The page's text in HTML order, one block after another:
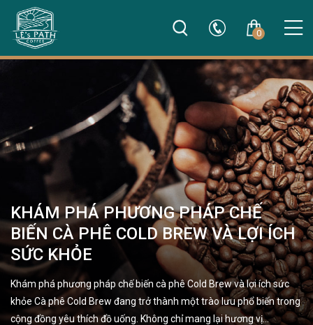
0
KHÁM PHÁ PHƯƠNG PHÁP CHẾ
BIẾN CÀ PHÊ COLD BREW VÀ LỢI ÍCH
SỨC KHỎE
Khám phá phương pháp chế biến cà phê Cold Brew và lợi ích sức
khỏe Cà phê Cold Brew đang trở thành một trào lưu phổ biến trong
cộng đồng yêu thích đồ uống. Không chỉ mang lại hương vị…